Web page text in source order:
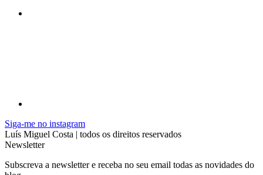
Siga-me no instagram
Luís Miguel Costa | todos os direitos reservados
Newsletter
Subscreva a newsletter e receba no seu email todas as novidades do